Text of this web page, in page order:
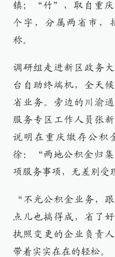
镇；“竹”，取自重庆
个字，分属两省市，
称。
调研组走进新区政务
台自助终端机，全天
省业务。旁边的川渝
服务专区工作人员张
说明在重庆缴存公积
徐：“两地公积金归
项服务事项，无差别受
“不光公积金业务，
点儿也搞得成，省了
执照变更的企业负责
带着实实在在的轻松。